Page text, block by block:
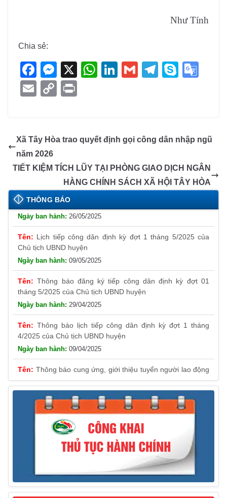
Như Tính
Chia sẻ:
F
a
c
b
o
o
M
e
ss
n
er
X
W
A
p
Li
dI
G
T
a
S
e
a
n
sl
at
e
E
C
y
n
k
Xã Tây Hòa trao quyết định gọi công dân nhập ngũ
năm 2026
TIẾT KIỆM TÍCH LŨY TẠI PHÒNG GIAO DỊCH NGÂN
HÀNG CHÍNH SÁCH XÃ HỘI TÂY HÒA
THÔNG BÁO
Thông báo đăng ký tiếp công dân định kỳ đợt 01
tháng 6/2025 của Chủ tịch UBND huyện
Lịch tiếp công dân định kỳ đợt 1 tháng 5/2025 của
Chủ tịch UBND huyện
09/05/2025
Thông báo đăng ký tiếp công dân định kỳ đợt 01
tháng 5/2025 của Chủ tịch UBND huyện
29/04/2025
Thông báo lịch tiếp công dân định kỳ đợt 1 tháng
4/2025 của Chủ tịch UBND huyện
09/04/2025
Thông báo cung ứng, giới thiệu tuyển người lao động
Việt Nam vào các vị trí công việc dự kiến tuyển người lao
động nước ngoài
31/03/2025
Thông báo treo cờ Tổ quốc nhân kỷ niệm 50 năm
Ngày giải phóng tỉnh Phú Yên (01/4/1975 – 01/4/2025)
28/03/2025
Thông báo giới thiệu, cung ứng lao động Việt Nam
cho Liên danh Hengtong International Engineering Co.,Ltd
27/03/2025